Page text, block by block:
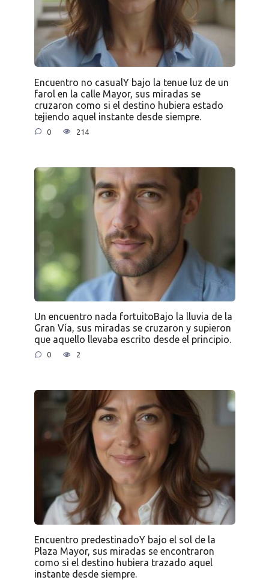
Encuentro no casualY bajo la tenue luz de un
farol en la calle Mayor, sus miradas se
cruzaron como si el destino hubiera estado
tejiendo aquel instante desde siempre.
0 214
Un encuentro nada fortuitoBajo la lluvia de la
Gran Vía, sus miradas se cruzaron y supieron
que aquello llevaba escrito desde el principio.
0 2
Encuentro predestinadoY bajo el sol de la
Plaza Mayor, sus miradas se encontraron
como si el destino hubiera trazado aquel
instante desde siempre.